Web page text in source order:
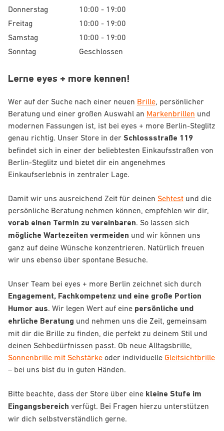
Donnerstag
10:00 - 19:00
Freitag
10:00 - 19:00
Samstag
10:00 - 19:00
Sonntag
Geschlossen
Lerne eyes + more kennen!
Wer auf der Suche nach einer neuen Brille, persönlicher
Beratung und einer großen Auswahl an Markenbrillen und
modernen Fassungen ist, ist bei eyes + more Berlin-Steglitz
genau richtig. Unser Store in der Schlossstraße 119
befindet sich in einer der beliebtesten Einkaufsstraßen von
Berlin-Steglitz und bietet dir ein angenehmes
Einkaufserlebnis in zentraler Lage.
Damit wir uns ausreichend Zeit für deinen Sehtest und die
persönliche Beratung nehmen können, empfehlen wir dir,
vorab einen Termin zu vereinbaren. So lassen sich
mögliche Wartezeiten vermeiden und wir können uns
ganz auf deine Wünsche konzentrieren. Natürlich freuen
wir uns ebenso über spontane Besuche.
Unser Team bei eyes + more Berlin zeichnet sich durch
Engagement, Fachkompetenz und eine große Portion
Humor aus. Wir legen Wert auf eine persönliche und
ehrliche Beratung und nehmen uns die Zeit, gemeinsam
mit dir die Brille zu finden, die perfekt zu deinem Stil und
deinen Sehbedürfnissen passt. Ob neue Alltagsbrille,
Sonnenbrille mit Sehstärke oder individuelle Gleitsichtbrille
– bei uns bist du in guten Händen.
Bitte beachte, dass der Store über eine kleine Stufe im
Eingangsbereich verfügt. Bei Fragen hierzu unterstützen
wir dich selbstverständlich gerne.